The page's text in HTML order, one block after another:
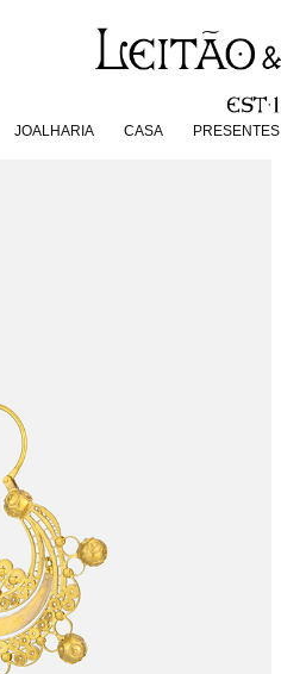
JOALHARIA CASA PRESENTES
PRESENTES